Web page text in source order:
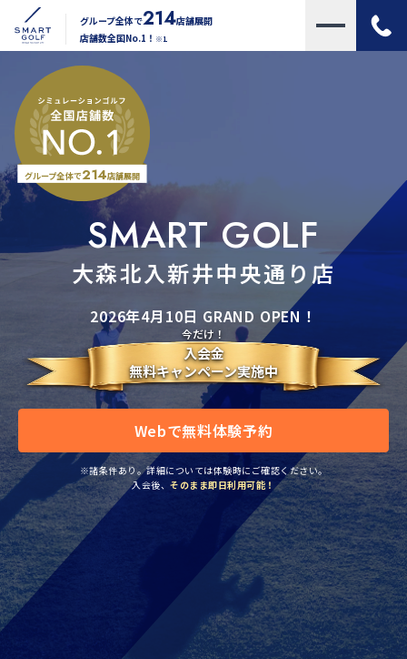
グループ全体で214店舗展開
店舗数全国No.1！ ※1
グループ全体で214店舗展開
SMART GOLF
大森北入新井中央通り店
2026年4月10日 GRAND OPEN！
今だけ！
入会金
無料キャンペーン実施中
Webで無料体験予約
※諸条件あり。詳細については体験時にご確認ください。
入会後、そのまま即日利用可能！